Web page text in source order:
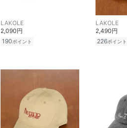
LAKOLE
2,090円
190ポイント
LAKOLE
2,490円
226ポイント